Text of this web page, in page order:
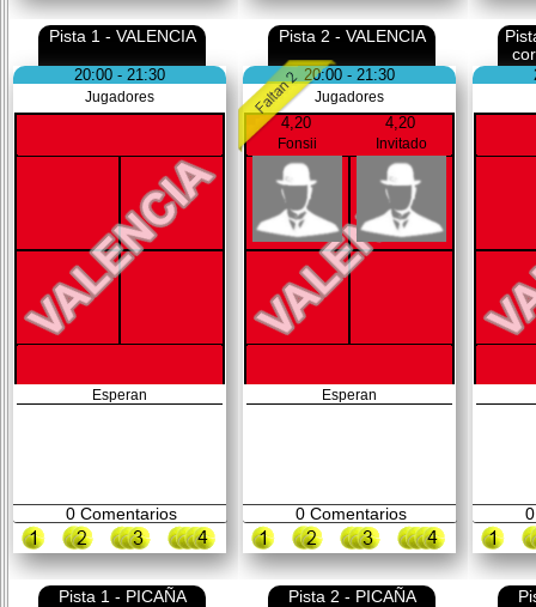
Pista 1 - VALENCIA
20:00 - 21:30
Jugadores
Esperan
0Comentarios
Pista 2 - VALENCIA
20:00 - 21:30
Jugadores
4,20
Fonsii
4,20
Invitado
Esperan
0Comentarios 0
Pista 1 - PICAÑA Pista 2 - PICAÑA